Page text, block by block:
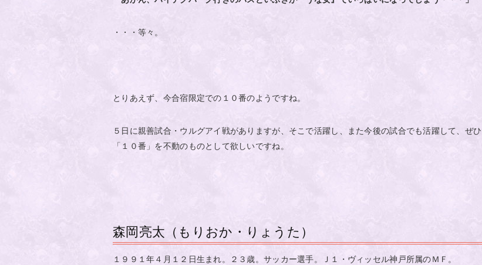
・・・等々。
とりあえず、今合宿限定での１０番のようですね。
５日に親善試合・ウルグアイ戦がありますが、そこで活躍し、また今後の試合でも活躍して、ぜひ
「１０番」を不動のものとして欲しいですね。
森岡亮太（もりおか・りょうた）
１９９１年４月１２日生まれ。２３歳。サッカー選手。Ｊ１・ヴィッセル神戸所属のＭＦ。